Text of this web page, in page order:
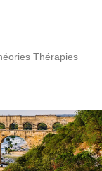
Thérapies